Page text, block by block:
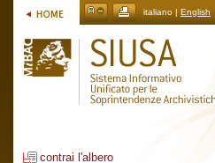
italiano | English
contrai l'albero